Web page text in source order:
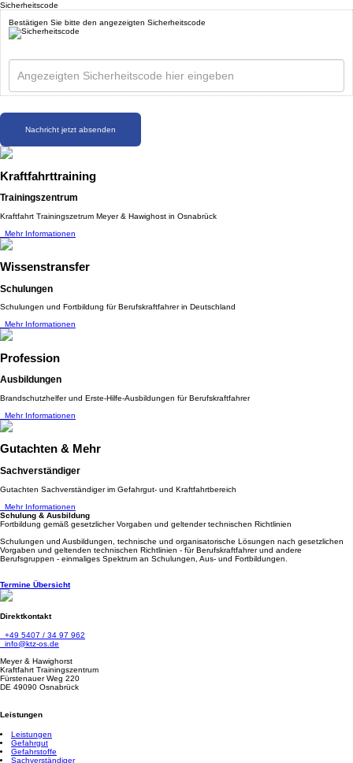
Sicherheitscode
Bestätigen Sie bitte den angezeigten Sicherheitscode
Nachricht jetzt absenden
Kraftfahrttraining
Trainingszentrum
Kraftfahrt Trainingszetrum Meyer & Hawighost in Osnabrück
Mehr Informationen
Wissenstransfer
Schulungen
Schulungen und Fortbildung für Berufskraftfahrer in Deutschland
Mehr Informationen
Profession
Ausbildungen
Brandschutzhelfer und Erste-Hilfe-Ausbildungen für Berufskraftfahrer
Mehr Informationen
Gutachten & Mehr
Sachverständiger
Gutachten Sachverständiger im Gefahrgut- und Kraftfahrtbereich
Mehr Informationen
Schulung & Ausbildung
Fortbildung gemäß gesetzlicher Vorgaben und geltender technischen Richtlinien
Schulungen und Ausbildungen, technische und organisatorische Lösungen nach gesetzlichen
Vorgaben und geltenden technischen Richtlinien - für Berufskraftfahrer und andere
Berufsgruppen - einmaliges Spektrum an Schulungen, Aus- und Fortbildungen.
Termine Übersicht
Direktkontakt
+49 5407 / 34 97 962
info@ktz-os.de
Meyer & Hawighorst
Kraftfahrt Trainingszentrum
Fürstenauer Weg 220
DE 49090 Osnabrück
Leistungen
Leistungen
Gefahrgut
Gefahrstoffe
Sachverständiger